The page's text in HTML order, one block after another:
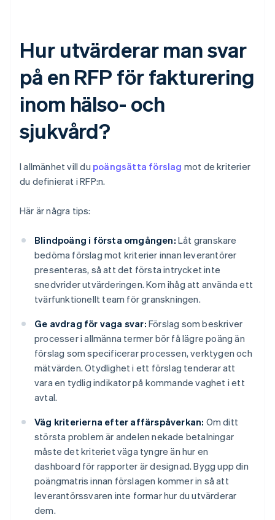
Hur utvärderar man svar
på en RFP för fakturering
inom hälso- och
sjukvård?
I allmänhet vill du poängsätta förslag mot de kriterier
du definierat i RFP:n.
Här är några tips:
Blindpoäng i första omgången: Låt granskare
bedöma förslag mot kriterier innan leverantörer
presenteras, så att det första intrycket inte
snedvrider utvärderingen. Kom ihåg att använda ett
tvärfunktionellt team för granskningen.
Ge avdrag för vaga svar: Förslag som beskriver
processer i allmänna termer bör få lägre poäng än
förslag som specificerar processen, verktygen och
mätvärden. Otydlighet i ett förslag tenderar att
vara en tydlig indikator på kommande vaghet i ett
avtal.
Väg kriterierna efter affärspåverkan: Om ditt
största problem är andelen nekade betalningar
måste det kriteriet väga tyngre än hur en
dashboard för rapporter är designad. Bygg upp din
poängmatris innan förslagen kommer in så att
leverantörssvaren inte formar hur du utvärderar
dem.